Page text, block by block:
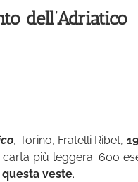
dell’Adriatico
, Torino, Fratelli Ribet,
più leggera. 600
veste.